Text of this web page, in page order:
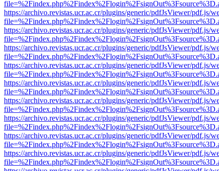
https://archivo.revistas.ucr.ac.cr/plugins/generic/pdfJsViewer/pdf.js/
https://archivo.revistas.ucr.ac.cr/plugins/generic/pdfJsViewer/pdf.js/
https://archivo.revistas.ucr.ac.cr/plugins/generic/pdfJsViewer/pdf.js/
https://archivo.revistas.ucr.ac.cr/plugins/generic/pdfJsViewer/pdf.js/
https://archivo.revistas.ucr.ac.cr/plugins/generic/pdfJsViewer/pdf.js/
https://archivo.revistas.ucr.ac.cr/plugins/generic/pdfJsViewer/pdf.js/
https://archivo.revistas.ucr.ac.cr/plugins/generic/pdfJsViewer/pdf.js/
https://archivo.revistas.ucr.ac.cr/plugins/generic/pdfJsViewer/pdf.js/
https://archivo.revistas.ucr.ac.cr/plugins/generic/pdfJsViewer/pdf.js/